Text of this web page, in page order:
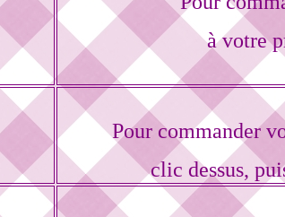
à votre
Pour commander
clic dessus,